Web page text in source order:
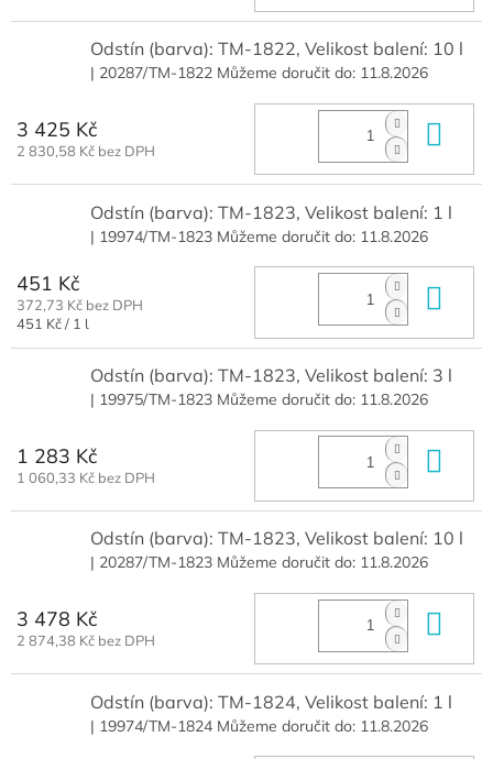
Odstín (barva): TM-1822, Velikost balení: 10 l
| 20287/TM-1822 Můžeme doručit do: 11.8.2026
3 425 Kč
2 830,58 Kč bez DPH
Odstín (barva): TM-1823, Velikost balení: 1 l
| 19974/TM-1823 Můžeme doručit do: 11.8.2026
451 Kč
372,73 Kč bez DPH
Měrná
451 Kč / 1 l
Odstín (barva): TM-1823, Velikost balení: 3 l
| 19975/TM-1823 Můžeme doručit do: 11.8.2026
1 283 Kč
1 060,33 Kč bez DPH
Odstín (barva): TM-1823, Velikost balení: 10 l
| 20287/TM-1823 Můžeme doručit do: 11.8.2026
3 478 Kč
2 874,38 Kč bez DPH
Odstín (barva): TM-1824, Velikost balení: 1 l
| 19974/TM-1824 Můžeme doručit do: 11.8.2026